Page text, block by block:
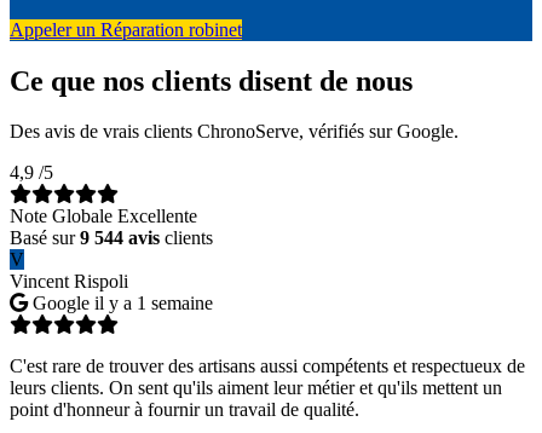
Appeler un Réparation robinet
Ce que nos clients disent de nous
Des avis de vrais clients ChronoServe, vérifiés sur Google.
4,9 /5
Note Globale Excellente
Basé sur9 544 avis clients
V
Vincent Rispoli
Google il y a 1 semaine
C'est rare de trouver des artisans aussi compétents et respectueux de
leurs clients. On sent qu'ils aiment leur métier et qu'ils mettent un
point d'honneur à fournir un travail de qualité.